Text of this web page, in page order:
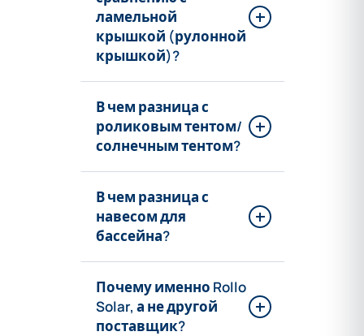
ламельной
крышкой (рулонной
крышкой)?
В чем разница с
роликовым тентом/
солнечным тентом?
В чем разница с
навесом для
бассейна?
Почему именно Rollo
Solar, а не другой
поставщик?